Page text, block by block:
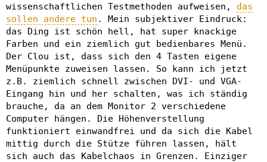
wissenschaftlichen Testmethoden aufweisen, das
sollen andere tun . Mein subjektiver Eindruck:
das Ding ist schön hell, hat super knackige
Farben und ein ziemlich gut bedienbares Menü.
Der Clou ist, dass sich den 4 Tasten eigene
Menüpunkte zuweisen lassen. So kann ich jetzt
z.B. ziemlich schnell zwischen DVI- und VGA-
Eingang hin und her schalten, was ich ständig
brauche, da an dem Monitor 2 verschiedene
Computer hängen. Die Höhenverstellung
funktioniert einwandfrei und da sich die Kabel
mittig durch die Stütze führen lassen, hält
sich auch das Kabelchaos in Grenzen. Einziger